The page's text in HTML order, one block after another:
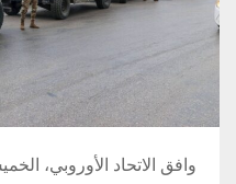
وافق الاتحاد الأوروبي،